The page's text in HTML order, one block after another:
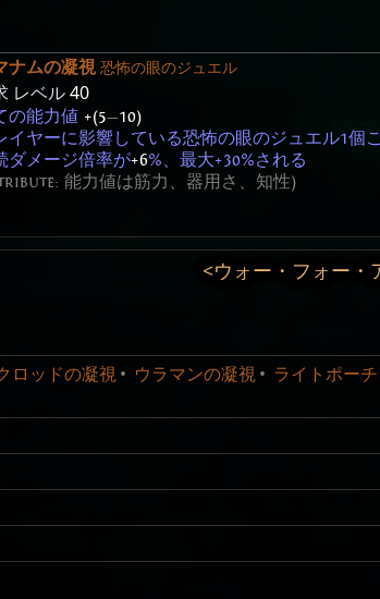
ナムの凝視 恐怖の眼のジュエル
レベル40
の能力値 +(5—10)
イヤーに影響している恐怖の眼のジュエル1個
ダメージ倍率が+6%、最大+30%される
能力値は筋力、器用さ、知性)
—25) %増加する
の確率で
drop from Abyssal Troves and Abyssal
the reward type is Abyssal Trove.
socketing in the jewel socket in the passive
Abyssal Jewel modifiers are item level
<ウォー・フォー・
ロッドの凝視 ウラマンの凝視 ライトポー